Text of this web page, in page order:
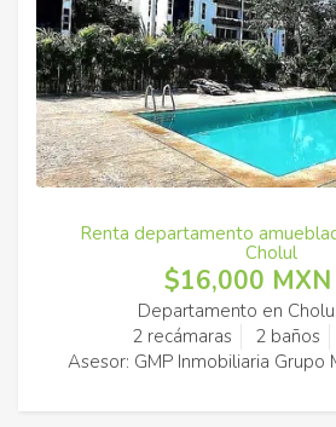
Renta departamento
Cholul
$16,000 MXN
Departamento en
2 recámaras
2 baños
Asesor: GMP Inmobiliaria Grupo